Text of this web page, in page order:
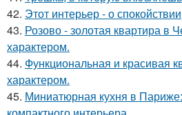
42. Этот интерьер - о
43. Розово - золотая квартира в
характером.
44. Функциональная и красивая
характером.
45. Миниатюрная кухня в